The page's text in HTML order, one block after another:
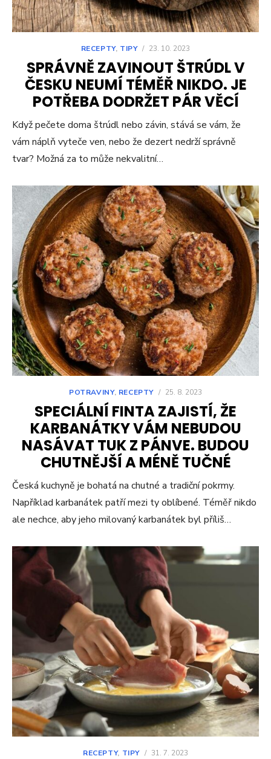
RECEPTY, TIPY / 23. 10. 2023
SPRÁVNĚ ZAVINOUT ŠTRÚDL V
ČESKU NEUMÍ TÉMĚŘ NIKDO. JE
POTŘEBA DODRŽET PÁR VĚCÍ
Když pečete doma štrúdl nebo závin, stává se vám, že
vám náplň vyteče ven, nebo že dezert nedrží správně
tvar? Možná za to může nekvalitní…
POTRAVINY, RECEPTY / 25. 8. 2023
SPECIÁLNÍ FINTA ZAJISTÍ, ŽE
KARBANÁTKY VÁM NEBUDOU
NASÁVAT TUK Z PÁNVE. BUDOU
CHUTNĚJŠÍ A MÉNĚ TUČNÉ
Česká kuchyně je bohatá na chutné a tradiční pokrmy.
Například karbanátek patří mezi ty oblíbené. Téměř nikdo
ale nechce, aby jeho milovaný karbanátek byl příliš…
RECEPTY, TIPY / 31. 7. 2023